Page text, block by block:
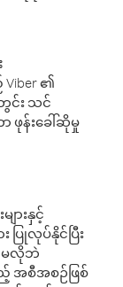
၏
င်း သင်
န်းခေါ်ဆိုမှု
ားနှင့်
ပြုလုပ်နိုင်ပြီး
မလိုဘဲ
အစီအစဉ်ဖြစ်